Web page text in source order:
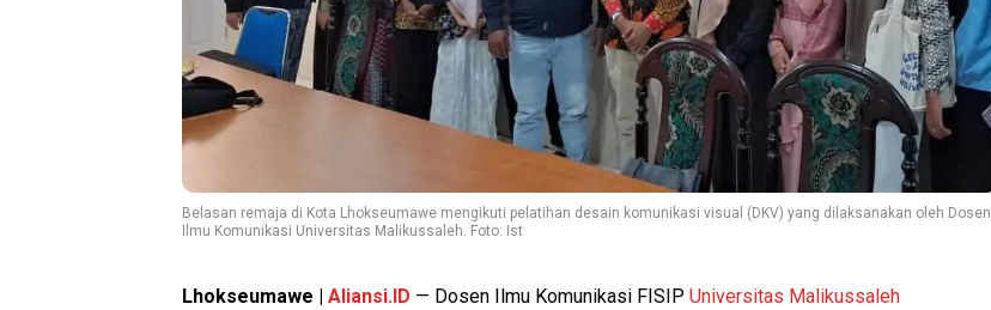
Belasan remaja di Kota Lhokseumawe mengikuti pelatihan desain komunikasi visual (DKV) yang dilaksanakan oleh Dosen
Ilmu Komunikasi Universitas Malikussaleh. Foto: Ist
Lhokseumawe | Aliansi.ID — Dosen Ilmu Komunikasi FISIP Universitas Malikussaleh